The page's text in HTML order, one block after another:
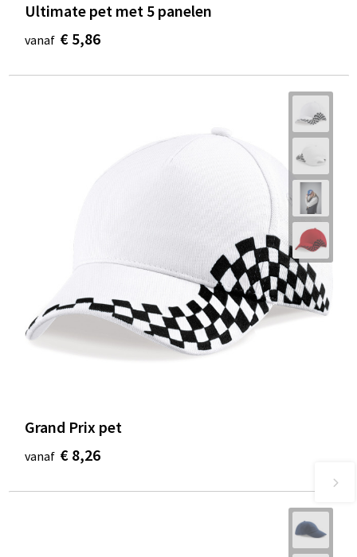
Ultimate pet met 5 panelen
vanaf € 5,86
Grand Prix pet
vanaf € 8,26